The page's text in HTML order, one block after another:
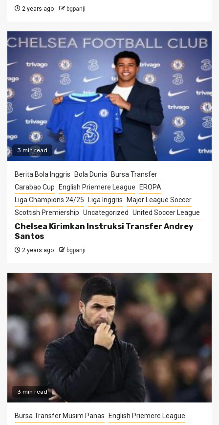
2 years ago bgpanji
3 min read
Berita Bola Inggris Bola Dunia
Bursa Transfer
Carabao Cup
English Priemere League
EROPA
Liga Champions 24/25
Liga Inggris
Major League Soccer
Scottish Premiership Uncategorized United Soccer League
Chelsea Kirimkan Instruksi Transfer Andrey
Santos
2 years ago bgpanji
3 min read
Bursa Transfer Musim Panas
English Priemere League